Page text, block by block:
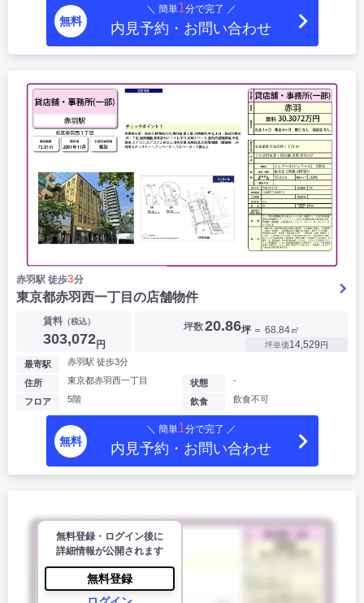
無料
＼ 簡単1分で完了 ／
内見予約・お問い合わせ
赤羽駅 徒歩3分
東京都赤羽西一丁目の店舗物件
賃料（税込）
303,072円
坪数20.86坪 ＝ 68.84㎡
坪単価14,529円
最寄駅 赤羽駅 徒歩3分
住所 東京都赤羽西一丁目
フロア 5階
状態 -
飲食 飲食不可
無料
＼ 簡単1分で完了 ／
内見予約・お問い合わせ
無料登録・ログイン後に
詳細情報が公開されます
無料登録